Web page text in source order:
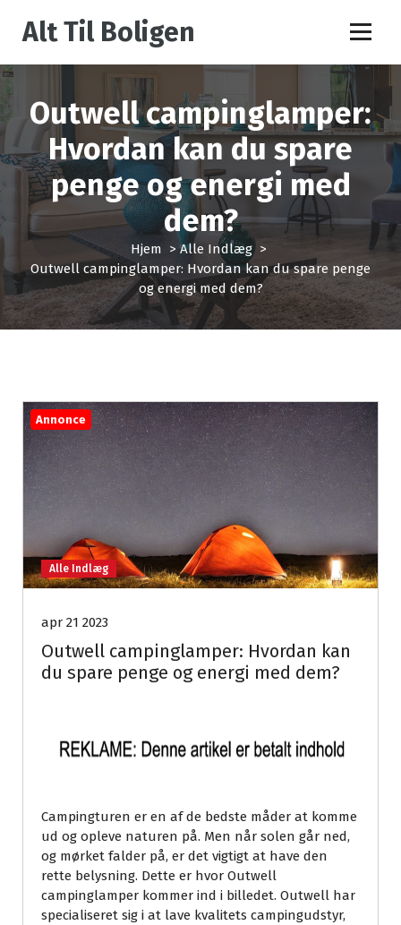
e
e
l
d
o
Alt Til Boligen
Outwell campinglamper:
Hvordan kan du spare
penge og energi med
dem?
Hjem >Alle Indlæg>
Outwell campinglamper: Hvordan kan du spare penge
og energi med dem?
Annonce
Alle Indlæg
apr 21 2023
Outwell campinglamper: Hvordan kan
du spare penge og energi med dem?
Campingturen er en af de bedste måder at komme
ud og opleve naturen på. Men når solen går ned,
og mørket falder på, er det vigtigt at have den
rette belysning. Dette er hvor Outwell
campinglamper kommer ind i billedet. Outwell har
specialiseret sig i at lave kvalitets campingudstyr,